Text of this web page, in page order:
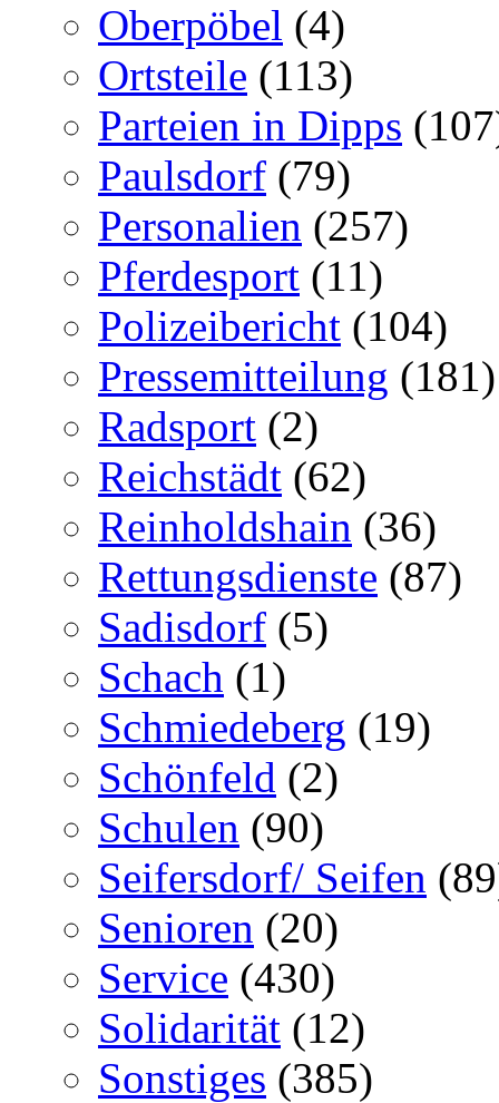
Oberpöbel (4)
Ortsteile (113)
Parteien in Dipps
Paulsdorf (79)
Personalien (257)
Pferdesport (11)
Polizeibericht (104)
Pressemitteilung (181)
Radsport (2)
Reichstädt (62)
Reinholdshain (36)
Rettungsdienste (87)
Sadisdorf (5)
Schach (1)
Schmiedeberg (19)
Schönfeld (2)
Schulen (90)
Seifersdorf/ Seifen
Senioren (20)
Service (430)
Solidarität (12)
Sonstiges (385)